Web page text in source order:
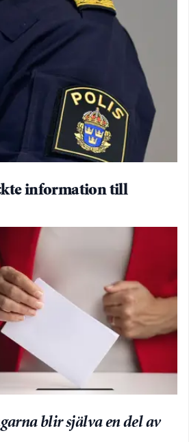
information till
blir själva en del av